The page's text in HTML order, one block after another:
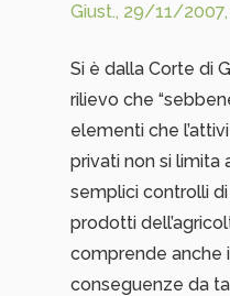
Giust., 29/11/
Si è dalla Corte di
rilievo che
elementi che
privati non si limita
semplici controlli
prodotti
comprende anche
conseguenze da